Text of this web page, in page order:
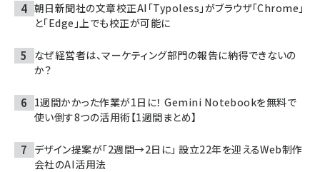
朝日新聞社の文章校正AI「Typoless」がブラウザ「Chrome」
と「Edge」上でも校正が可能に
なぜ経営者は、マーケティング部門の報告に納得できないの
か？
1週間かかった作業が1日に！ Gemini Notebookを無料で
使い倒す8つの活用術【1週間まとめ】
デザイン提案が「2週間→2日に」 設立22年を迎えるWeb制作
会社のAI活用法